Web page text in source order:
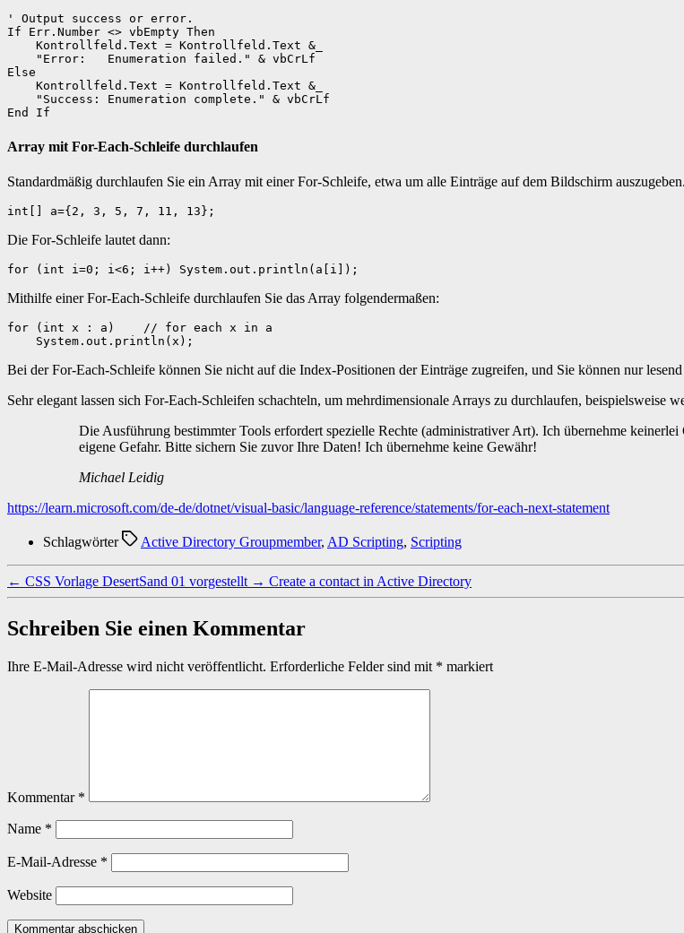
' Output success or error.
If Err.Number <> vbEmpty Then
    Kontrollfeld.Text = Kontrollfeld.Text &_
    "Error:   Enumeration failed." & vbCrLf
Else
    Kontrollfeld.Text = Kontrollfeld.Text &_
    "Success: Enumeration complete." & vbCrLf
End If
Array mit For-Each-Schleife durchlaufen
Standardmäßig durchlaufen Sie ein Array mit einer For-Schleife, etwa um alle Einträge auf dem Bildschirm
int[] a={2, 3, 5, 7, 11, 13};
Die For-Schleife lautet dann:
for (int i=0; i<6; i++) System.out.println(a[i]);
Mithilfe einer For-Each-Schleife durchlaufen Sie das Array folgender­maßen:
for (int x : a)    // for each x in a
    System.out.println(x);
Bei der For-Each-Schleife können Sie nicht auf die Index-Positionen der Einträge zugreifen, und Sie können nur
Sehr elegant lassen sich For-Each-Schleifen schachteln, um mehrdimensionale Arrays zu durchlaufen, beispiels­weise
Die Ausführung bestimmter Tools erfordert spezielle Rechte (administrativer Art). Ich übernehme
eigene Gefahr. Bitte sichern Sie zuvor Ihre Daten! Ich übernehme keine Gewähr!
Michael Leidig
https://learn.microsoft.com/de-de/dotnet/visual-basic/language-reference/statements/for-each-next-statement
Schlagwörter Active Directory Groupmember, AD Scripting, Scripting
← CSS Vorlage DesertSand 01 vorgestellt → Create a contact in Active Directory
Schreiben Sie einen Kommentar
Ihre E-Mail-Adresse wird nicht veröffentlicht. Erforderliche Felder sind mit * markiert
Kommentar *
Name *
E-Mail-Adresse *
Website